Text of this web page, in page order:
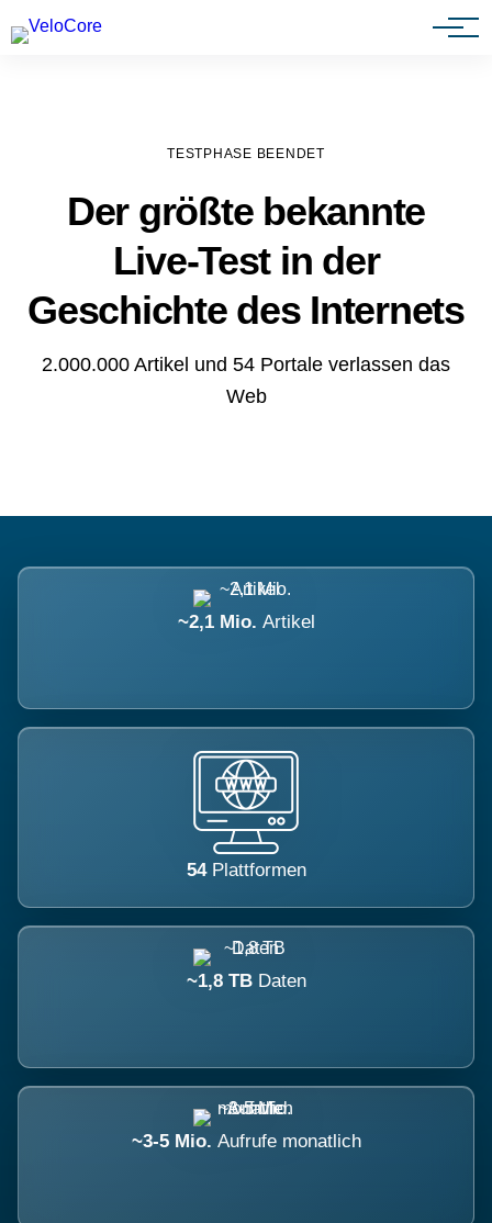
Agenturen & Webdesigner
TESTPHASE BEENDET
Der größte bekannte
Live-Test in der
Geschichte des Internets
2.000.000 Artikel und 54 Portale verlassen das
Web
~2,1 Mio. Artikel
54 Plattformen
~1,8 TB Daten
~3-5 Mio. Aufrufe monatlich